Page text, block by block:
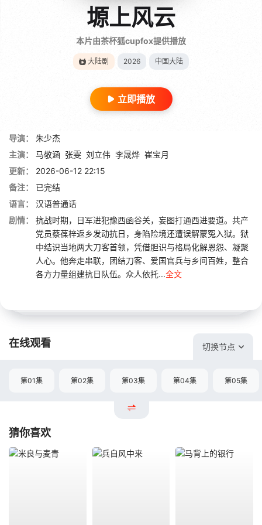
塬上风云
本片由茶杯狐cupfox提供播放
大陆剧 2026 中国大陆
立即播放
导演：
朱少杰
主演：
马敬涵 张雯 刘立伟 李晟烨 崔宝月
更新：
2026-06-12 22:15
备注：
已完结
语言：
汉语普通话
剧情：
抗战时期，日军进犯豫西函谷关，妄图打通西进要道。共产
党员蔡葆梓返乡发动抗日，身陷险境还遭误解蒙冤入狱。狱
中结识当地两大刀客首领，凭借胆识与格局化解恩怨、凝聚
人心。他奔走串联，团结刀客、爱国官兵与乡间百姓，整合
各方力量组建抗日队伍。众人依托...全文
在线观看 切换节点
第01集 第02集 第03集 第04集 第05集
猜你喜欢